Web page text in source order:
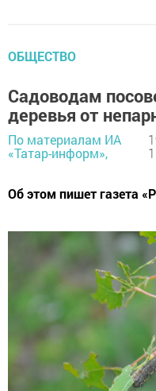
ОБЩЕСТВО
Садоводам
деревья от
По материалам ИА
«Татар-информ»,
Об этом пишет газета